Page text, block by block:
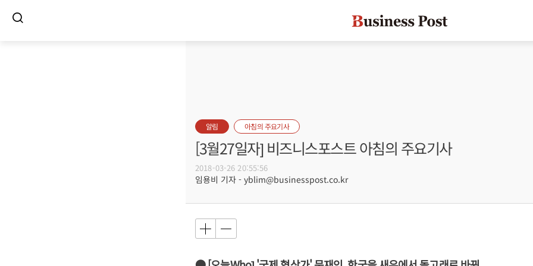
알림 아침의 주요기사
[3월27일자] 비즈니스포스트 아침의 주요기사
2018-03-26 20:55:56
임용비 기자 - yblim@businesspost.co.kr